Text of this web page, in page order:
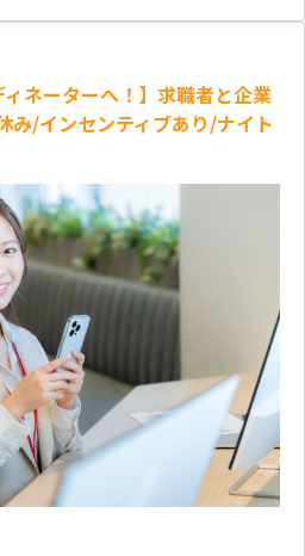
ィネーターへ！】求職者と企業
み/インセンティブあり/ナイト